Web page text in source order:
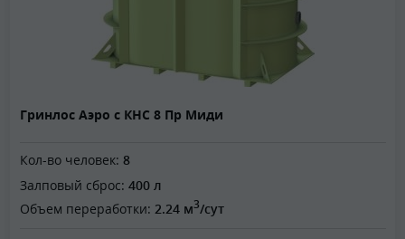
Гринлос Аэро с КНС 8 Пр Миди
Кол-во человек: 8
Залповый сброс: 400 л
Объем переработки: 2.24 м3/сут